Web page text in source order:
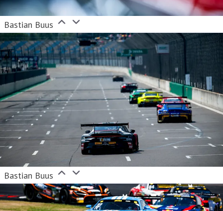
Bastian Buus
Bastian Buus